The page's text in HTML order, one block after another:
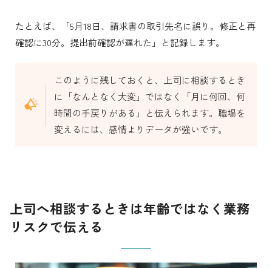
たとえば、「5月18日、請求書の取引先名に誤り。修正と再
確認に30分。提出前確認が遅れた」と記録します。
このように残しておくと、上司に相談するとき
に「なんとなく大変」ではなく「月に何回、何
時間の手戻りがある」と伝えられます。職場を
変えるには、感情よりデータが強いです。
上司へ相談するときは年齢ではなく業務
リスクで伝える